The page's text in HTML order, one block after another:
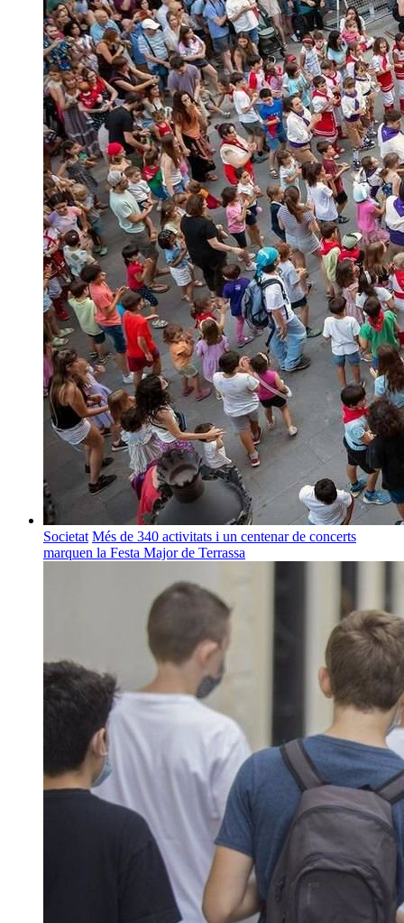
Societat Més de 340 activitats i un centenar de concerts
marquen la Festa Major de Terrassa